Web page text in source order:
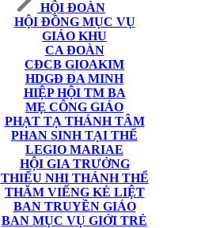
HỘI ĐOÀN
HỘI ĐỒNG MỤC VỤ
GIÁO KHU
CA ĐOÀN
CĐCB GIOAKIM
HDGĐ ĐA MINH
HIỆP HỘI TM BA
MẸ CÔNG GIÁO
PHẠT TẠ THÁNH TÂM
PHAN SINH TẠI THẾ
LEGIO MARIAE
HỘI GIA TRƯỞNG
THIẾU NHI THÁNH THỂ
THĂM VIẾNG KẺ LIỆT
BAN TRUYỀN GIÁO
BAN MỤC VỤ GIỚI TRẺ